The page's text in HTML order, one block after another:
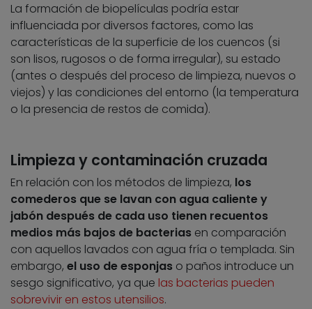
La formación de biopelículas podría estar
influenciada por diversos factores, como las
características de la superficie de los cuencos (si
son lisos, rugosos o de forma irregular), su estado
(antes o después del proceso de limpieza, nuevos o
viejos) y las condiciones del entorno (la temperatura
o la presencia de restos de comida).
Limpieza y contaminación cruzada
En relación con los métodos de limpieza, los
comederos que se lavan con agua caliente y
jabón después de cada uso tienen recuentos
medios más bajos de bacterias en comparación
con aquellos lavados con agua fría o templada. Sin
embargo, el uso de esponjas o paños introduce un
sesgo significativo, ya que las bacterias pueden
sobrevivir en estos utensilios.